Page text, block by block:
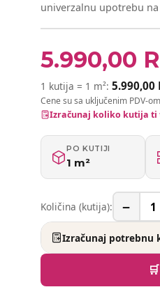
univerzalnu upotrebu
5.990,00
1 kutija = 1 m²: 5.990,00
Cene su sa uključenim PDV-
Izračunaj koliko kutija ti
PO KUTIJI
1 m²
Količina (kutija): −
Izračunaj potrebnu